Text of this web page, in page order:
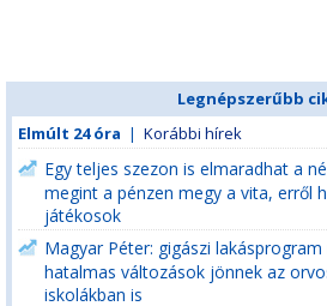
Legnépszerűbb
Elmúlt 24 óra | Korábbi hírek
Egy teljes szezon is elmaradhat a
megint a pénzen megy a vita, erről
játékosok
Magyar Péter: gigászi
hatalmas változások jönnek az
iskolákban is